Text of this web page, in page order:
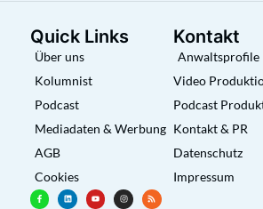
Quick Links
Über uns
Kolumnist
Podcast
Mediadaten & Werbung
AGB
Cookies
Kontakt
Anwaltsprofile
Video
Podcast
Kontakt & PR
Datenschutz
Impressum